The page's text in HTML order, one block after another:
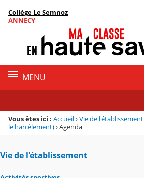
Menu de la rubrique
Contenu
Collège Le Semnoz
ANNECY
MENU
Vous êtes ici : Accueil›Vie de l'établissement
le harcèlement)›Agenda
Vie de l'établissement